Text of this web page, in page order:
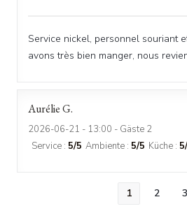
Service nickel, personnel souriant
avons très bien manger, nous
AurélieG
2026-06-21 - 13:00 - Gäste 2
Service : 5/5 Ambiente : 5/5 Küche : 5
1 2 3